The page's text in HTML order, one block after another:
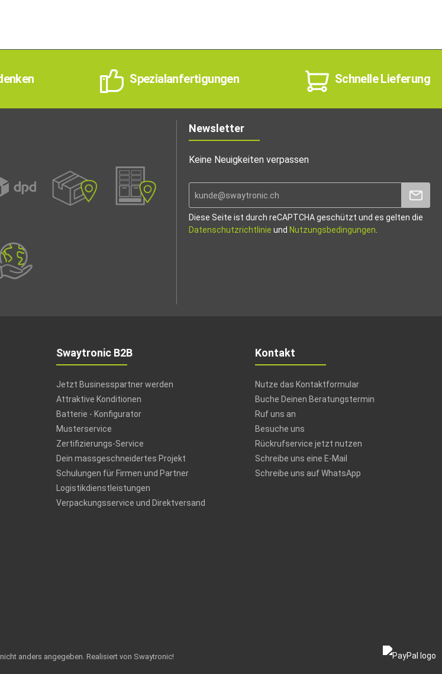
Spezialanfertigungen Schnelle Lieferung
Newsletter
Keine Neuigkeiten verpassen
Diese Seite ist durch reCAPTCHA geschützt und es gelten die
Datenschutzrichtlinie und Nutzungsbedingungen
Swaytronic B2B
Jetzt Businesspartner werden
Attraktive Konditionen
Batterie - Konfigurator
Musterservice
Zertifizierungs-Service
Dein massgeschneidertes Projekt
Schulungen für Firmen und Partner
Logistikdienstleistungen
Verpackungsservice und Direktversand
Kontakt
Nutze das Kontaktformular
Buche Deinen Beratungstermin
Ruf uns an
Besuche uns
Rückrufservice jetzt nutzen
Schreibe uns eine E-Mail
Schreibe uns auf WhatsApp
anders angegeben. Realisiert von Swaytronic!